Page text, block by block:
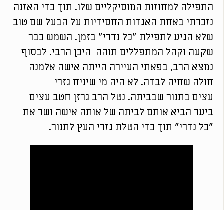
התפילה למחוזות המוסיקליים שלו. תוך כדי האזנה
נזכרתי באחת האגדות החסידיות על הבעל שם טוב
שלא הגיע לתפילת "כל נדרי" בזמן. השמש כבר
שקעה וקהל המתפללים תוהה היכן הרבי. לבסוף
נמצא הרב, בפאתי העיירה הייתה אישה אלמנה
חולה שחיה לבדה. לא היה מי שיניח גזרי
עצים בתנור שבביתה. נטל הרב גרזן חטב עצים
ביער הביא אותם לביתה של אותה אישה ושר את
"כל נדרי" תוך כדי הטלת גזרי העץ לתנור.